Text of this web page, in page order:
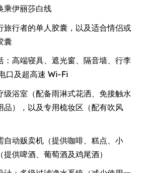
乘伊丽莎白线
旅行者的单人胶囊，以及适合情侣或
囊
：高端寝具、遮光窗、隔音墙、行李
口及超高速 Wi-Fi
级浴室（配备雨淋式花洒、免接触水
品），以及专用梳妆区（配有吹风
自动贩卖机（提供咖啡、糕点、小
供啤酒、葡萄酒及鸡尾酒）